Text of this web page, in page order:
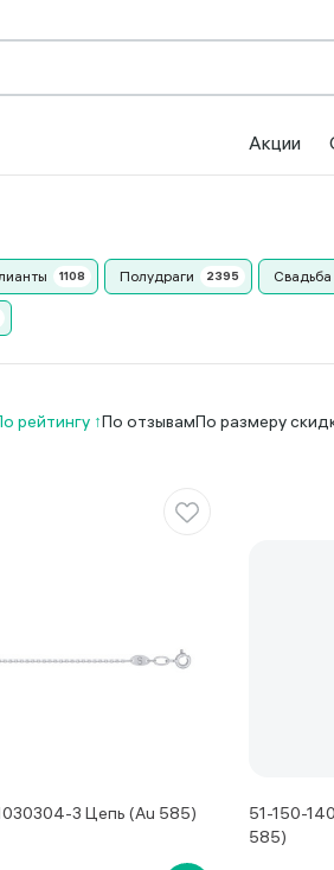
Акции
Полудраги Свадьба
рейтингу По отзывамПо размеру
3 Цепь (Au 585)
51-150-
585)